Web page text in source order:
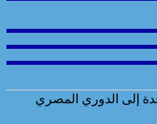
إلى الدوري المصري